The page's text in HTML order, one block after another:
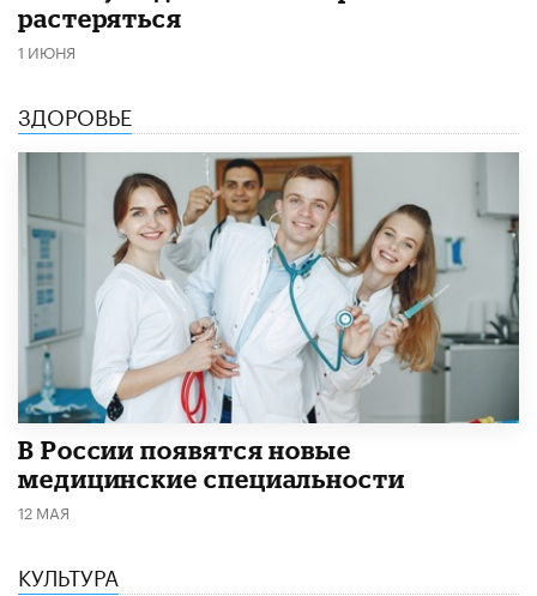
растеряться
1 ИЮНЯ
ЗДОРОВЬЕ
В России появятся новые
медицинские специальности
12 МАЯ
КУЛЬТУРА